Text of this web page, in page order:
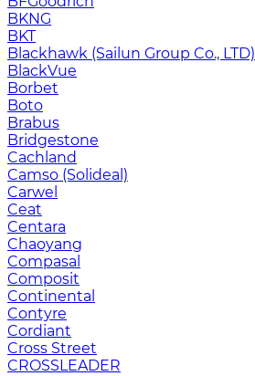
BKNG
BKT
Blackhawk (Sailun Group Co., LTD)
BlackVue
Borbet
Boto
Brabus
Bridgestone
Cachland
Camso (Solideal)
Carwel
Ceat
Centara
Chaoyang
Compasal
Composit
Continental
Contyre
Cordiant
Cross Street
CROSSLEADER